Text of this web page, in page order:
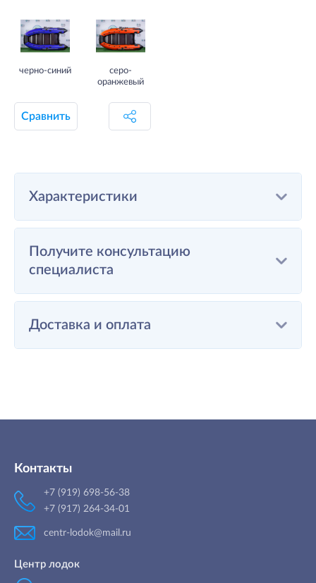
черно-синий
серо-
оранжевый
Сравнить
Характеристики
Получите консультацию
специалиста
Доставка и оплата
Контакты
+7 (919) 698-56-38
+7 (917) 264-34-01
centr-lodok@mail.ru
Центр лодок